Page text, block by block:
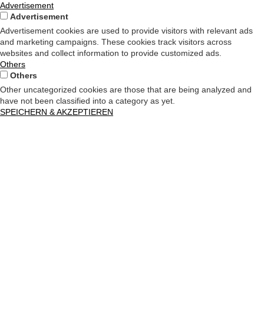
Advertisement
Advertisement
Advertisement cookies are used to provide visitors with relevant ads
and marketing campaigns. These cookies track visitors across
websites and collect information to provide customized ads.
Others
Others
Other uncategorized cookies are those that are being analyzed and
have not been classified into a category as yet.
SPEICHERN & AKZEPTIEREN